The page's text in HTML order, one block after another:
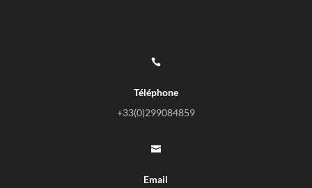

Téléphone
+33(0)299084859

Email